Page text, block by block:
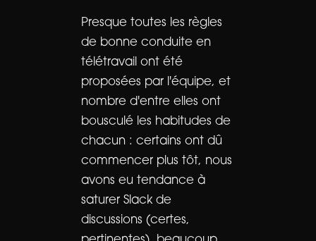
Presque toutes les règles
de bonne conduite en
télétravail ont été
proposées par l'équipe, et
nombre d'entre elles ont
bousculé les habitudes de
chacun : certains ont dû
commencer plus tôt, nous
avons eu tendance à
saturer Slack de
discussions (certes,